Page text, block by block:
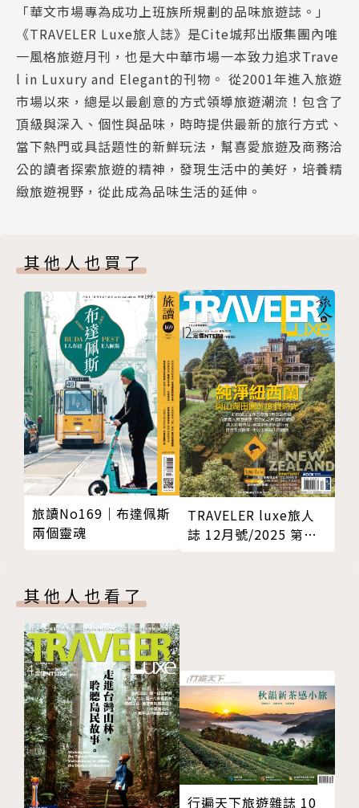
山壹旗魚食製所、超級鳥百貨店、薈福村茶、三郎麵包
廠、九記食糖水、餃‧事件、梁蘇蘇、空腹大酒家。
【同場加映】從鹽埕出發，與80年舊宅的華麗相遇╳
銀座劇場
坐落於沒落的高雄銀座商店街中的銀座聚場，原址是旗
袍店，透過創辦人邱承漢的改建，打造為結合咖啡廳與
民宿的複合式空間，重新演繹鹽埕的老派生活方式。
（二）公共藝術建築，閱讀寶島的歷史故事
出發老建築改建的公共場域，看見台灣珍貴的傳統工
藝，感受古早人的庶民美學，閱讀當年屬於這個城市的
人與故事。
◎逍遙園（高雄）
◎嘉義市立美術館（嘉義）
◎雲林故事館（雲林）
◎昭和十八（嘉義）
◎國立臺灣文學館（台南）
◎鹿港民俗文物館（彰化）
◎義昌碾米廠（台南）
◎台灣花磚博物館（嘉義）
◎全美戲院（台南）
◎鶴妻別墅（彰化）
（三）懷舊咖啡館，老屋顏的蛻變狂想
南國老宅瀰漫著昔日光陰，在咖啡主人新穎靈魂注入
下，有了嶄新的容貌。新舊美學的交疊，老屋重新擁有
了靈魂，一起在咖啡香縈繞下，看見台灣舊時代的生活
風貌。
◎玉山旅社咖啡（嘉義）
◎木更Mugeneration（嘉義）
◎Archers Kitchen弓箭手（嘉義）
◎加加家珈琲（台南）
COVER STORY 收藏老屋表情，向舊時代的美好致敬
COVER STORY 一、老街區大變身，戀舊鹽埕的老派
生活
COVER STORY 二、公共藝術建築，閱讀寶島的歷史
故事
COVER STORY 三、懷舊咖啡館，老屋顏的蛻變狂想
COVER STORY 四、古厝品書香，打開昔日的文學寶
庫
HOTEL LUXURY 電光石火的異境奇幻
HOTEL DESIGN 以時光釀製的甘醇滋味
BOOK
INFO
「華文市場專為成功上班族所規劃的品味旅遊誌。」
《TRAVELER Luxe旅人誌》是Cite城邦出版集團內唯
一風格旅遊月刊，也是大中華市場一本致力追求Trave
l in Luxury and Elegant的刊物。 從2001年進入旅遊
市場以來，總是以最創意的方式領導旅遊潮流！包含了
頂級與深入、個性與品味，時時提供最新的旅行方式、
當下熱門或具話題性的新鮮玩法，幫喜愛旅遊及商務洽
公的讀者探索旅遊的精神，發現生活中的美好，培養精
緻旅遊視野，從此成為品味生活的延伸。
其他人也買了
旅讀No169｜布達佩斯
兩個靈魂
TRAVELER luxe旅人
誌 12月號/2025 第
其他人也看了
行遍天下旅遊雜誌 10